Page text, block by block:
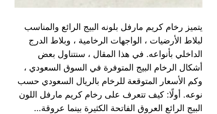
يتميز رخام كريم مارفل بلونه البيج الرائع والمناسب
لبلاط الأرضيات ، الواجهات الرخامية ، وبلاط الدرج
الداخلي بأنواعه. في هذا المقال ، سنتناول بعض
أشكال الرخام البيج المتوفرة في السوق السعودي ،
وكم الأسعار المتوقعة للرخام بالريال السعودي حسب
نوعه. أولًا: كيف تتعرف على رخام كريم مارفل اللون
البيج الرائع العروق الفاتحة الكثيرة بينما عروقة…